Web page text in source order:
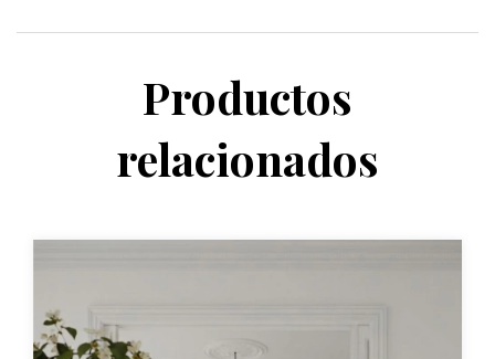
Productos
relacionados